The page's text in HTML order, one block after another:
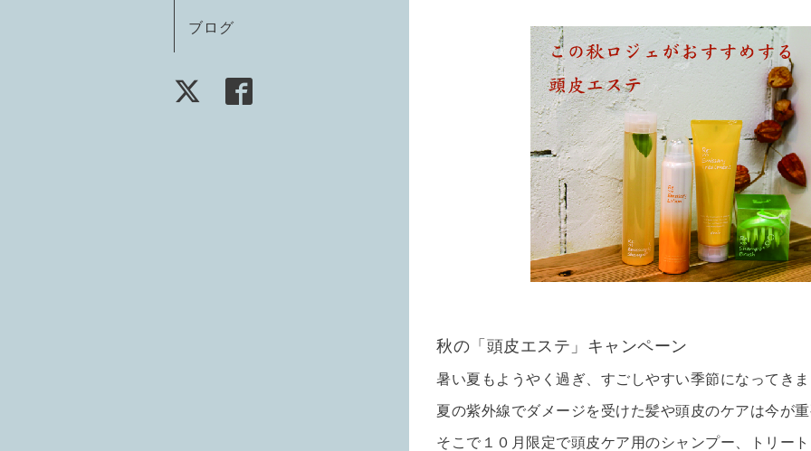
ブログ
秋の「頭皮エステ」キャンペーン
暑い夏もようやく過ぎ、すごしやすい季節になってき
夏の紫外線でダメージを受けた髪や頭皮のケアは今が
そこで１０月限定で頭皮ケア用のシャンプー、トリー